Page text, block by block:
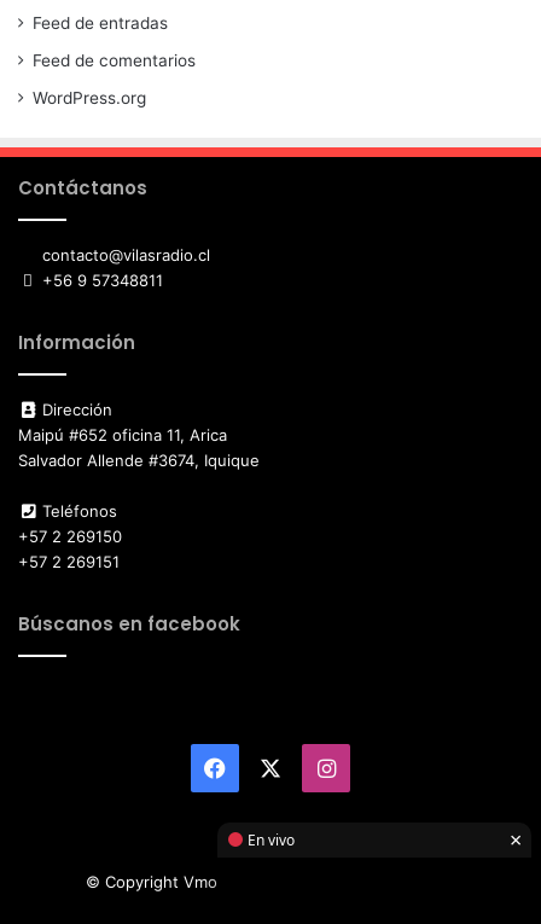
Feed de entradas
Feed de comentarios
WordPress.org
Contáctanos
contacto@vilasradio.cl
+56 9 57348811
Información
Dirección
Maipú #652 oficina 11, Arica
Salvador Allende #3674, Iquique
Teléfonos
+57 2 269150
+57 2 269151
Búscanos en facebook
Facebook Instagram
© Copyright Vmotor TI 2026, All Rights Reserved
En vivo ×